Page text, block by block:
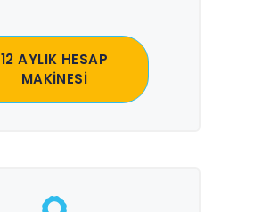
12 AYLIK HESAP
MAKİNESİ